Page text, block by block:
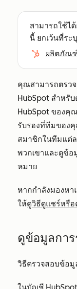
สามารถใช้ไ
นี้ ยกเว้นที่ระ
ผลิตภัณ
คุณสามารถตรว
HubSpot สำหรั
HubSpot ของคุ
รับรองที่ทีมของ
สมาชิกในทีมแต่
พวกเขาและดูข้อ
หมาย
หากกำลังมองหา
ให้ดูวิธีดูแชร์หรือ
ดูข้อมูลการ
วิธีตรวจสอบข้อมู